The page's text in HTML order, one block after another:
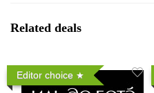
Related deals
Editor choice